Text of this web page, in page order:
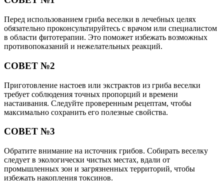
Перед использованием гриба веселки в лечебных целях
обязательно проконсультируйтесь с врачом или специалистом
в области фитотерапии. Это поможет избежать возможных
противопоказаний и нежелательных реакций.
СОВЕТ №2
Приготовление настоев или экстрактов из гриба веселки
требует соблюдения точных пропорций и времени
настаивания. Следуйте проверенным рецептам, чтобы
максимально сохранить его полезные свойства.
СОВЕТ №3
Обратите внимание на источник грибов. Собирать веселку
следует в экологически чистых местах, вдали от
промышленных зон и загрязненных территорий, чтобы
избежать накопления токсинов.